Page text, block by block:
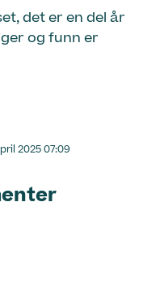
det er en del år
og funn er
2025 07:09